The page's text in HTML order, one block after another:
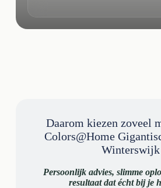
Daarom kiezen zoveel
Colors@Home
Winterswijk
Persoonlijk advies, slimme
resultaat dat écht bij je